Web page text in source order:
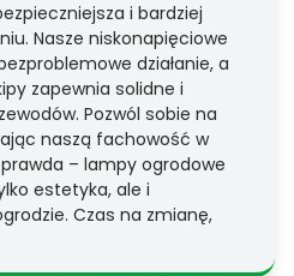
i bardziej
Nasze niskonapięciowe
działanie, a
zapewnia solidne i
Pozwól sobie na
naszą fachowość w
– lampy ogrodowe
estetyka, ale i
Czas na zmianę,